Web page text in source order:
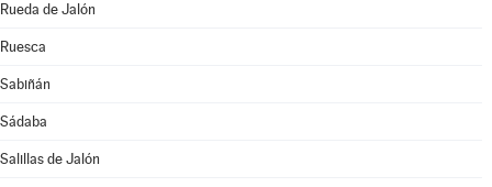
Rueda de Jalón
Ruesca
Sabiñán
Sádaba
Salillas de Jalón